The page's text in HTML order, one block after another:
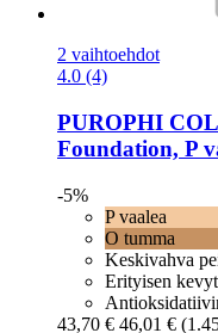
2 vaihtoehdot
4.0 (4)
PUROPHI
Foundation, P
-5%
P vaalea
O tumma
Keskivahva
Erityisen
43,70 € 46,01 €